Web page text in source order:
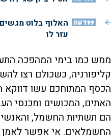
דעה האלוף בלוט
עזר לו
ממש כמו בימי המהפכה
קליפורניה, כשכולם רצו
הכסף המתוחכם עשו
האתים, המכושים ומכנסי
הם תשתיות החשמל,
החשמלאים. אי אפשר